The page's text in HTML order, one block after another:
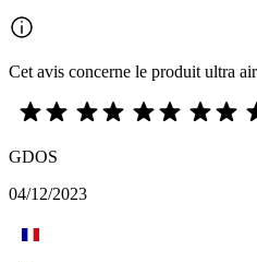
Cet avis concerne le produit ultra
GDOS
04/12/2023